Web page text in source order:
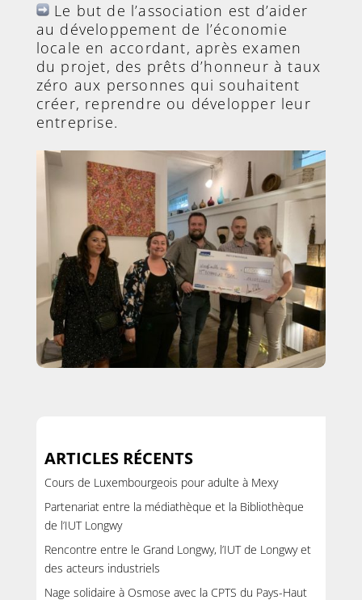
Le but de l’association est d’aider
au développement de l’économie
locale en accordant, après examen
du projet, des prêts d’honneur à taux
zéro aux personnes qui souhaitent
créer, reprendre ou développer leur
entreprise.
ARTICLES RÉCENTS
Cours de Luxembourgeois pour adulte à Mexy
Partenariat entre la médiathèque et la Bibliothèque
de l’IUT Longwy
Rencontre entre le Grand Longwy, l’IUT de Longwy et
des acteurs industriels
Nage solidaire à Osmose avec la CPTS du Pays-Haut